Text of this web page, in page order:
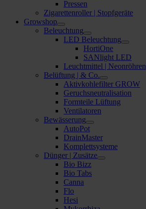
Pressen
Zigarettenroller | Stopfgeräte
Growshop
Beleuchtung
LED Beleuchtung
HortiOne
SANlight LED
Leuchtmittel | Neonröhren
Belüftung | & Co.
Aktivkohlefilter GROW
Geruchsneutralisation
Formteile Lüftung
Ventilatoren
Bewässerung
AutoPot
DrainMaster
Komplettsysteme
Dünger | Zusätze
Bio Bizz
Bio Tabs
Canna
Flo
Hesi